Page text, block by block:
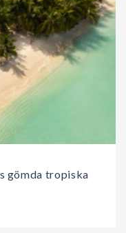
gömda tropiska